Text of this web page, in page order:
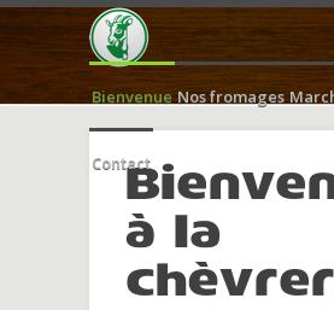
Bienvenue Nos fromages
Contact
à la